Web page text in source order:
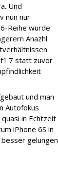
Und
nun nur
Reihe wurde
Anazhl
statt zuvor
und man
Autofokus
in Echtzeit
iPhone 6S in
gelungen